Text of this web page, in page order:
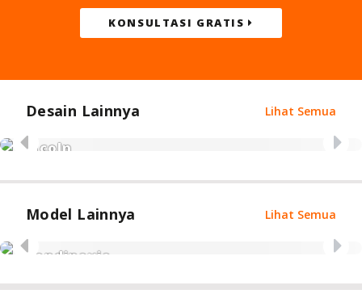
KONSULTASI GRATIS
Desain Lainnya Lihat Semua
Lincoln
Model Lainnya Lihat Semua
Skandinavia